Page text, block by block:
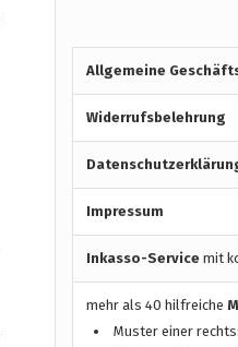
Allgemeine
Widerrufsbelehrung
Impressum
Inkasso-Service mit
mehr als 40 hilfreiche
Muster einer